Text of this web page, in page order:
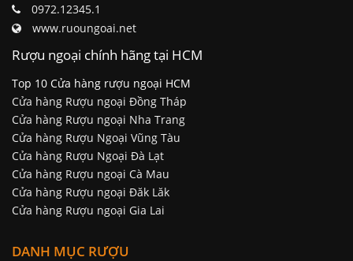
0972.12345.1
www.ruoungoai.net
Rượu ngoại chính hãng tại HCM
Top 10 Cửa hàng rượu ngoại HCM
Cửa hàng Rượu ngoại Đồng Tháp
Cửa hàng Rượu ngoại Nha Trang
Cửa hàng Rượu Ngoại Vũng Tàu
Cửa hàng Rượu Ngoại Đà Lạt
Cửa hàng Rượu ngoại Cà Mau
Cửa hàng Rượu ngoại Đăk Lăk
Cửa hàng Rượu ngoại Gia Lai
DANH MỤC RƯỢU